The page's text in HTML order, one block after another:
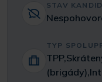
STAV
TYP